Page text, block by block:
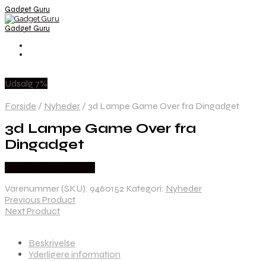
Gadget Guru
Gadget Guru
Udsalg 7%
Forside / Nyheder / 3d Lampe Game Over fra Dingadget
3d Lampe Game Over fra
Dingadget
Varenummer (SKU): 9460152 Kategori: Nyheder
Previous Product
Next Product
Beskrivelse
Yderligere information